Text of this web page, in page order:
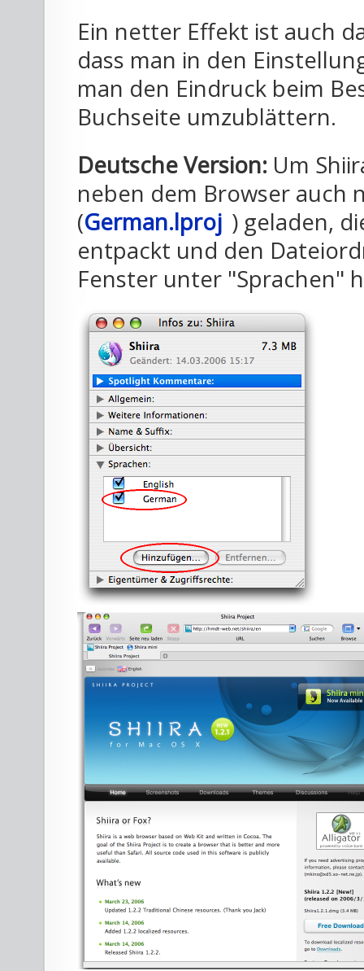
Ein netter Effekt ist auch
dass man in den
man den Eindruck beim
Buchseite umzublättern.
Deutsche Version: Um
neben dem Browser auch
(German.lproj ) geladen,
entpackt und den
Fenster unter "Sprachen"